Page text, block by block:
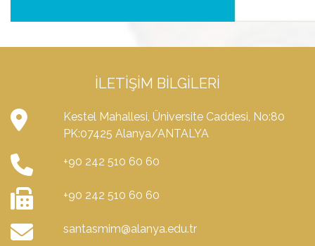
İLETIŞIM BILGILERI
Kestel Mahallesi, Üniversite Caddesi, No:80
PK:07425 Alanya/ANTALYA
+90 242 510 60 60
+90 242 510 60 60
santasmim@alanya.edu.tr